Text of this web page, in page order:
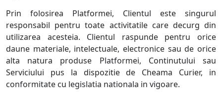
Prin folosirea Platformei, Clientul este singurul
responsabil pentru toate activitatile care decurg din
utilizarea acesteia. Clientul raspunde pentru orice
daune materiale, intelectuale, electronice sau de orice
alta natura produse Platformei, Continutului sau
Serviciului pus la dispozitie de Cheama Curier, in
conformitate cu legislatia nationala in vigoare.